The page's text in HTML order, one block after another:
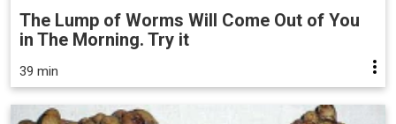
The Lump of Worms Will Come Out of You
in The Morning. Try it
39 min